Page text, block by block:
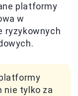
platformy
w
ryzykownych
nie tylko za